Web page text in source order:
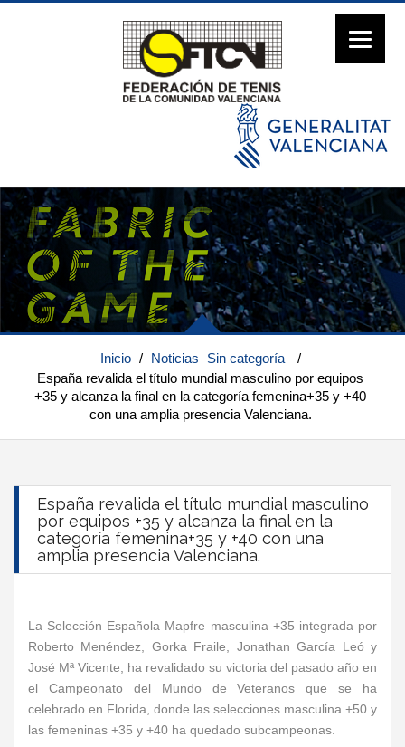
Inicio / Noticias Sin categoría
/
España revalida el título mundial masculino por equipos
+35 y alcanza la final en la categoría femenina+35 y +40
con una amplia presencia Valenciana.
España revalida el título mundial masculino
por equipos +35 y alcanza la final en la
categoría femenina+35 y +40 con una
amplia presencia Valenciana.
La Selección Española Mapfre masculina +35 integrada por
Roberto Menéndez, Gorka Fraile, Jonathan García Leó y
José Mª Vicente, ha revalidado su victoria del pasado año en
el Campeonato del Mundo de Veteranos que se ha
celebrado en Florida, donde las selecciones masculina +50 y
las femeninas +35 y +40 ha quedado subcampeonas.